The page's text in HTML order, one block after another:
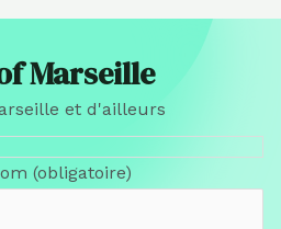
Marseille
et d'ailleurs
(obligatoire)